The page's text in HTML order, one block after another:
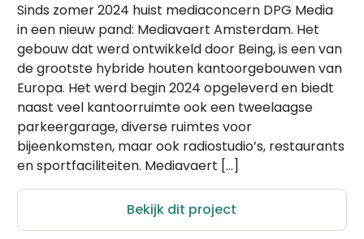
Sinds zomer 2024 huist mediaconcern DPG Media
in een nieuw pand: Mediavaert Amsterdam. Het
gebouw dat werd ontwikkeld door Being, is een van
de grootste hybride houten kantoorgebouwen van
Europa. Het werd begin 2024 opgeleverd en biedt
naast veel kantoorruimte ook een tweelaagse
parkeergarage, diverse ruimtes voor
bijeenkomsten, maar ook radiostudio’s, restaurants
en sportfaciliteiten. Mediavaert […]
Bekijk dit project